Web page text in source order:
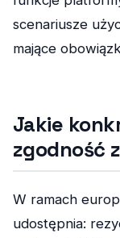
scenariusze
mające
Jakie
zgodność
W ramach
udostępnia: